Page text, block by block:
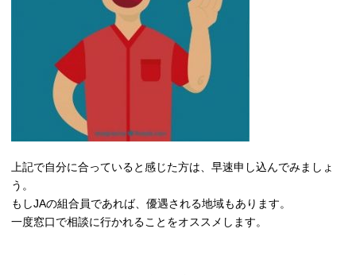
上記で自分に合っていると感じた方は、早速申し込んでみましょ
う。
もしJAの組合員であれば、優遇される地域もあります。
一度窓口で相談に行かれることをオススメします。